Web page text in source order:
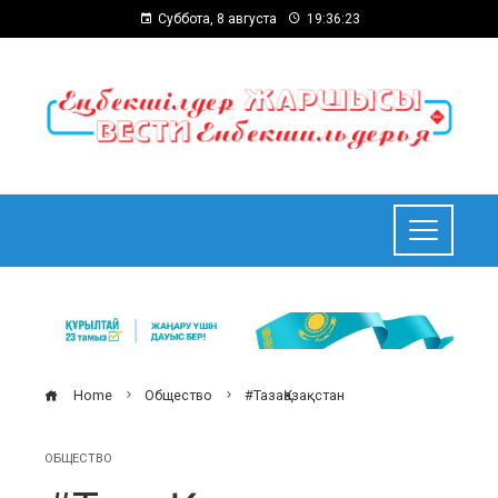
Суббота, 8 августа 19:36:24
Home Общество #ТазаҚазақстан
ОБЩЕСТВО